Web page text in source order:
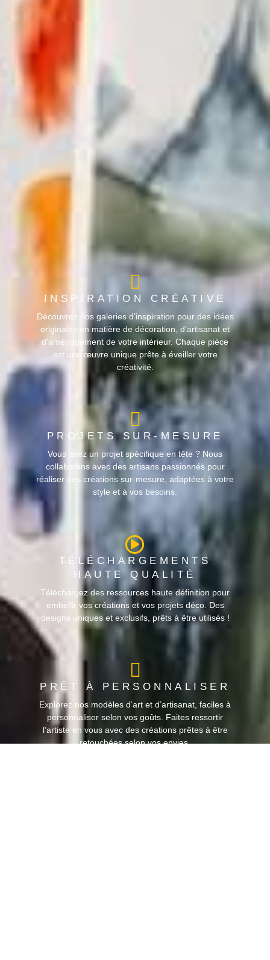
INSPIRATION CRÉATIVE
Découvrez nos galeries d’inspiration pour des idées
originales en matière de décoration, d’artisanat et
d'aménagement de votre intérieur. Chaque pièce
est une œuvre unique prête à éveiller votre
créativité.
PROJETS SUR-MESURE
Vous avez un projet spécifique en tête ? Nous
collaborons avec des artisans passionnés pour
réaliser des créations sur-mesure, adaptées à votre
style et à vos besoins.
TÉLÉCHARGEMENTS
HAUTE QUALITÉ
Téléchargez des ressources haute définition pour
embellir vos créations et vos projets déco. Des
designs uniques et exclusifs, prêts à être utilisés !
PRÊT À PERSONNALISER
Explorez nos modèles d’art et d’artisanat, faciles à
personnaliser selon vos goûts. Faites ressortir
l’artiste en vous avec des créations prêtes à être
retouchées selon vos envies.